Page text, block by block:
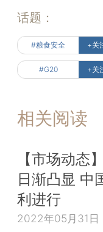
话题：
#粮食安全 +关
#G20 +关
相关阅读
【市场动态
日渐凸显 中
利进行
2022年05月31日